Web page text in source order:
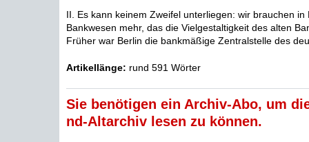
II. Es kann keinem Zweifel unterliegen: wir brauchen in
Bankwesen mehr, das die Vielgestaltigkeit des alten
Früher war Berlin die bankmäßige Zentralstelle des
Artikellänge: rund 591 Wörter
Sie benötigen ein Archiv-Abo, um
nd-Altarchiv lesen zu können.